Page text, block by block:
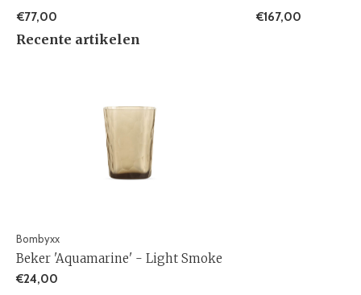
€77,00
€167,00
Recente artikelen
Bombyxx
Beker 'Aquamarine' - Light Smoke
€24,00